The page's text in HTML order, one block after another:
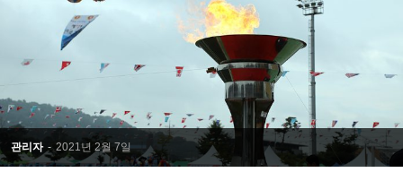
관리자 - 2021년 2월 7일